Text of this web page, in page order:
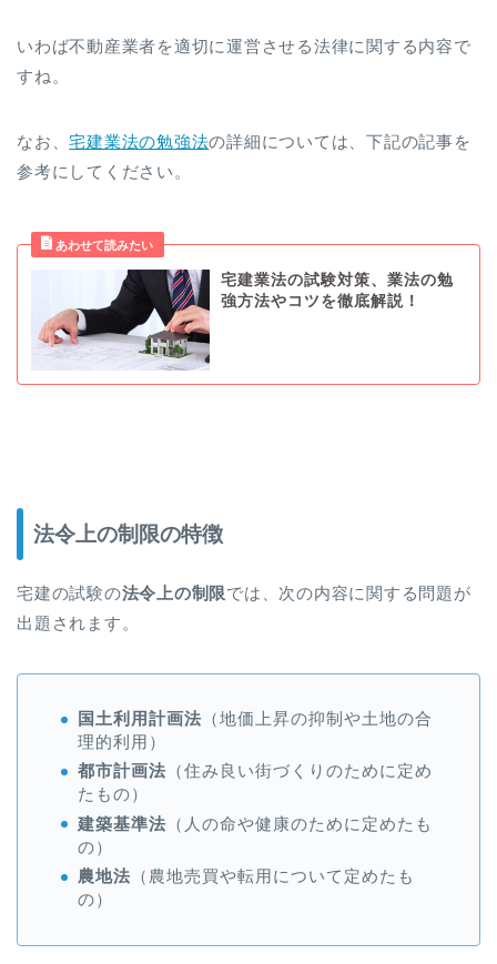
いわば不動産業者を適切に運営させる法律に関する内容で
すね。
なお、宅建業法の勉強法の詳細については、下記の記事を
参考にしてください。
宅建業法の試験対策、業法の勉
強方法やコツを徹底解説！
法令上の制限の特徴
宅建の試験の法令上の制限では、次の内容に関する問題が
出題されます。
国土利用計画法 （地価上昇の抑制や土地の合
理的利用）
都市計画法 （住み良い街づくりのために定め
たもの）
建築基準法 （人の命や健康のために定めたも
の）
農地法 （農地売買や転用について定めたも
の）